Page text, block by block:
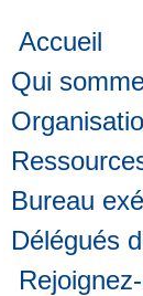
Accueil
Qui
Bureau
Délégués